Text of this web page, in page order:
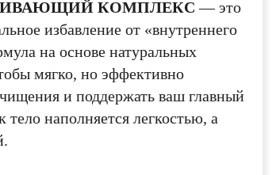
КОМПЛЕКС— это
избавление от «внутреннего
на основе натуральных
мягко, но эффективно
и поддержать ваш главный
наполняется легкостью, а